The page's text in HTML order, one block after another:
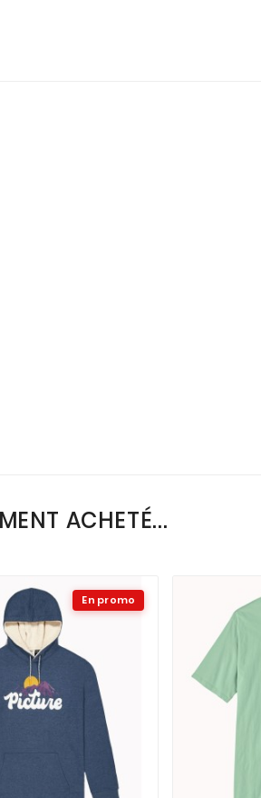
ACHETÉ...
En promo